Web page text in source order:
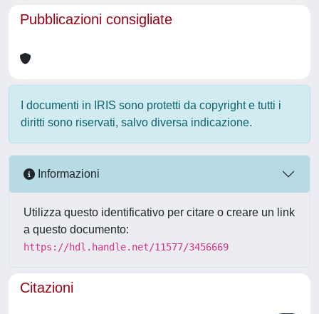
Pubblicazioni consigliate
I documenti in IRIS sono protetti da copyright e tutti i
diritti sono riservati, salvo diversa indicazione.
Informazioni
Utilizza questo identificativo per citare o creare un link
a questo documento:
https://hdl.handle.net/11577/3456669
Citazioni